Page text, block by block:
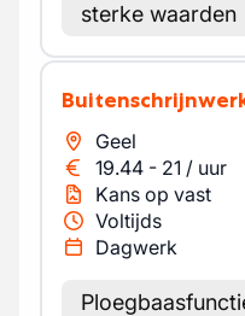
sterke waarden
Geel
19.44 - 21 / uur
Kans op vast
Voltijds
Dagwerk